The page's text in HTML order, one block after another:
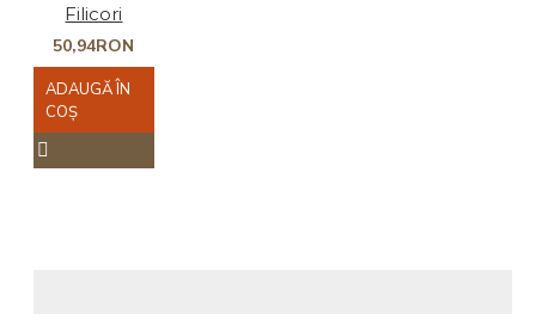
Filicori
50,94RON
ADAUGĂ ÎN
COŞ